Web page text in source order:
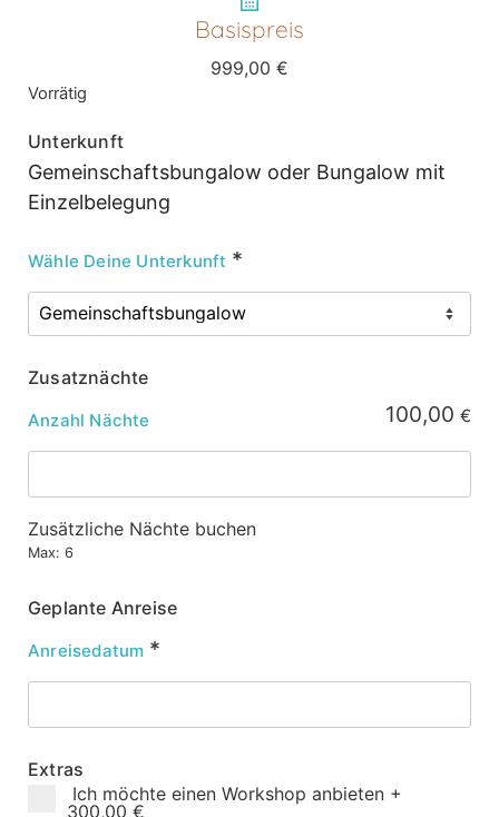
Basispreis
999,00 €
Vorrätig
Unterkunft
Gemeinschaftsbungalow oder Bungalow mit
Einzelbelegung
Wähle Deine Unterkunft *
Zusatznächte
Anzahl Nächte 100,00 €
Zusätzliche Nächte buchen
Max: 6
Geplante Anreise
Anreisedatum *
Extras
Ich möchte einen Workshop anbieten +
300,00 €